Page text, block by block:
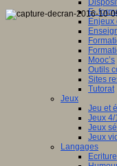
E-
Enjeux
Mooc’s
Outils
Sites
Tutorat
Jeux
Jeu et
Jeux
Jeux
Jeux
Langages
Ecriture